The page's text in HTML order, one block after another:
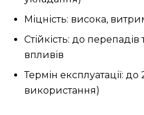
Міцність: висока,
Стійкість: до
впливів
Термін експлуатації:
використання)